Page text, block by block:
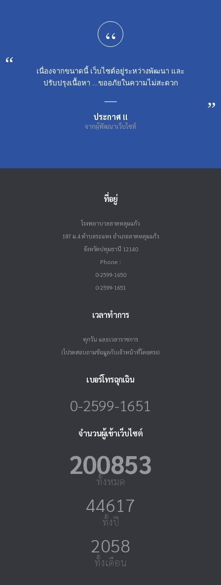
“
เนื่องจากขนาดนี้ เว็บไซต์อยู่ระหว่างพัฒนา และ
ปรับปรุงเนื้อหา ...ขออภัยในความไม่สะดวก
ประกาศ !!
จากผู้พัฒนาเว็บไซต์
ที่อยู่
โรงพยาบาลลาดหลุมแก้ว
187 ม.4 ตำบลระแหง อำเภอลาดหลุมแก้ว
จังหวัดปทุมธานี 12140
Phone :
0-2599-1650
0-2599-1651
เวลาทำการ
ทุกวัน และเวลาราชการ
(โปรดสอบถามข้อมูลกับเจ้าหน้าที่โดยตรง)
เบอร์โทรฉุกเฉิน
0-2599-1651
จำนวนผู้เข้าเว็บไซต์
224029
ทั้งหมด
49765
ทั้งปี
2296
ทั้งเดือน